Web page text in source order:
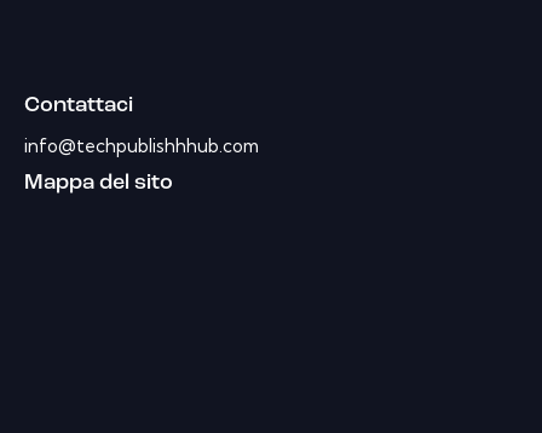
Contattaci
info@techpublishhhub.com
Mappa del sito